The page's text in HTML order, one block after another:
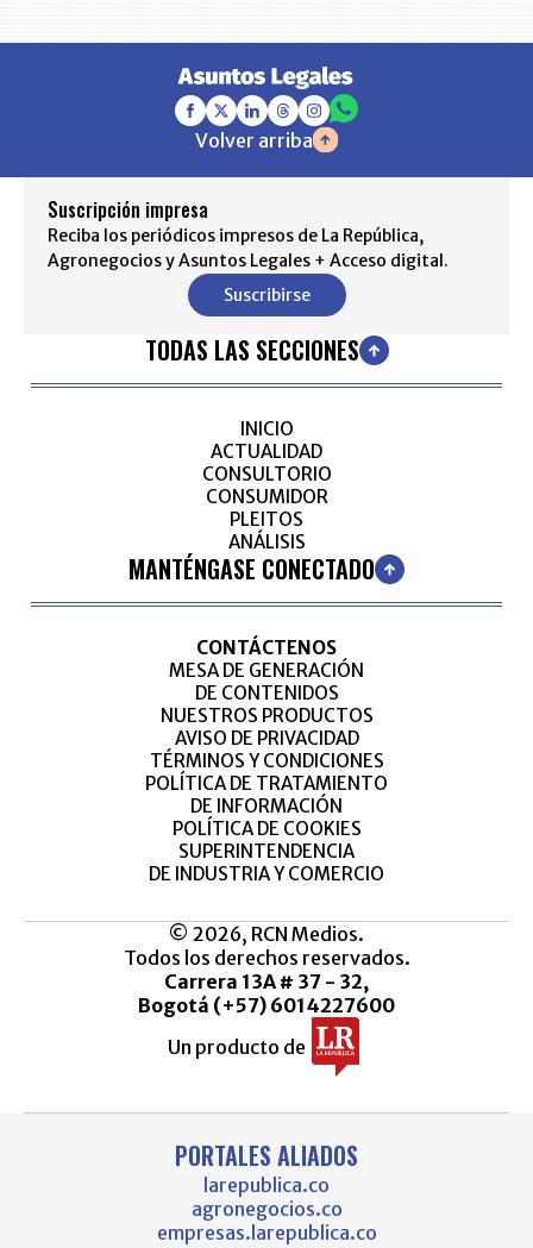
Volver arriba
Suscripción impresa
Reciba los periódicos impresos de La República,
Agronegocios y Asuntos Legales + Acceso digital.
Suscribirse
TODAS LAS SECCIONES
INICIO
ACTUALIDAD
CONSULTORIO
CONSUMIDOR
PLEITOS
ANÁLISIS
MANTÉNGASE CONECTADO
CONTÁCTENOS
MESA DE GENERACIÓN
DE CONTENIDOS
NUESTROS PRODUCTOS
AVISO DE PRIVACIDAD
TÉRMINOS Y CONDICIONES
POLÍTICA DE TRATAMIENTO
DE INFORMACIÓN
POLÍTICA DE COOKIES
SUPERINTENDENCIA
DE INDUSTRIA Y COMERCIO
© 2026, RCN Medios.
Todos los derechos reservados.
Carrera 13A # 37 - 32,
Bogotá (+57) 6014227600
Un producto de
PORTALES ALIADOS
larepublica.co
agronegocios.co
empresas.larepublica.co